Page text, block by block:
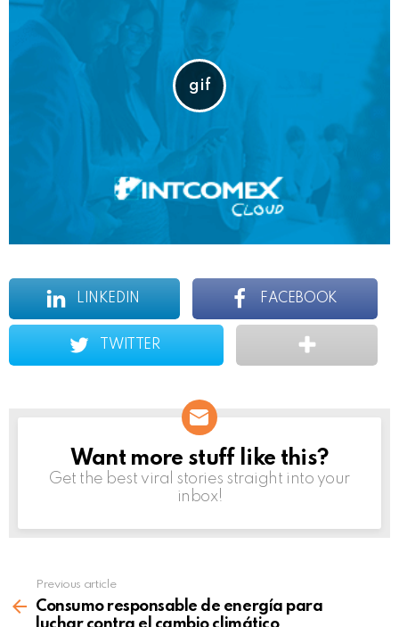
LINKEDIN FACEBOOK
TWITTER
NEWSLETTER
Want more stuff like this?
Get the best viral stories straight into your
inbox!
more
Previous article
Consumo responsable de energía para